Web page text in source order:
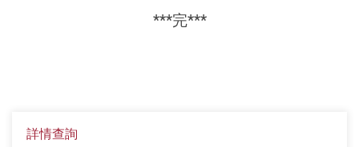
***完***
詳情查詢